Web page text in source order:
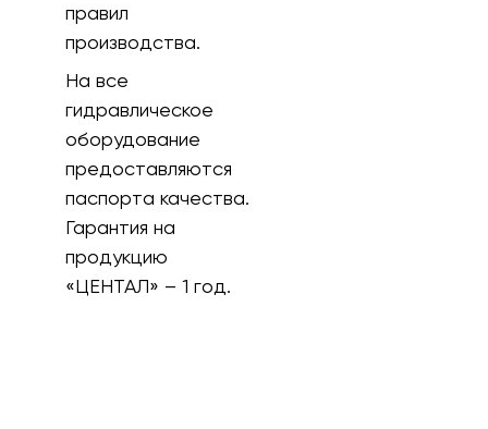
правил
производства.
На все
гидравлическое
оборудование
предоставляются
паспорта качества.
Гарантия на
продукцию
«ЦЕНТАЛ» – 1 год.